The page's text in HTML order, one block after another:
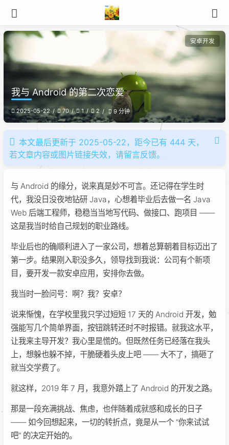
安卓开发
我与 Android 的第二次恋爱
2025-05-22 70 1 2 9 分钟
本文最后更新于 2025-05-22，距今已有 444 天，
若文章内容或图片链接失效，请留言反馈。
与 Android 的缘分，说来真是妙不可言。还记得在学生时
代，我没日没夜地钻研 Java，心想着毕业后去做一名 Java
Web 后端工程师，稳稳当当地写代码、做接口、跑项目 ——
这是我当时给自己规划的职业路线。
毕业后也的确顺利进入了一家公司，想着总算朝着目标迈出了
第一步。结果刚入职没多久，领导找到我说：公司有个新项
目，要开发一款安卓应用，安排你去做。
我当时一脸问号：啊？我？安卓？
说来惭愧，在学校里我只学过短短 17 天的 Android 开发，勉
强能写几个简单界面，按钮跳转还时不时报错。就我这水平，
让我来主导开发？我心里是慌的。但既然任务已经落在我头
上，想躲也躲不掉，干脆硬着头皮上吧 —— 大不了，搞砸了
就当交学费了。
就这样，2019 年 7 月，我意外踏上了 Android 的开发之路。
那是一段充满挑战、焦虑，也伴随着成就感和成长的日子
—— 如今回想起来，一切的转折点，竟是从一个 “你来试试
吧” 的决定开始的。